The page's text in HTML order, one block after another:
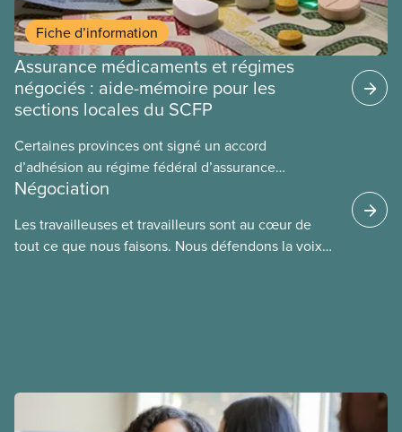
Fiche d’information
Assurance médicaments et régimes
négociés : aide-mémoire pour les
sections locales du SCFP
Certaines provinces ont signé un accord
d’adhésion au régime fédéral d’assurance
médicaments. Les sections locales du SCFP dans
régime pourrait avoir sur leurs avantages
sociaux actuels.
Négociation
Les travailleuses et travailleurs sont au cœur de
tout ce que nous faisons. Nous défendons la voix